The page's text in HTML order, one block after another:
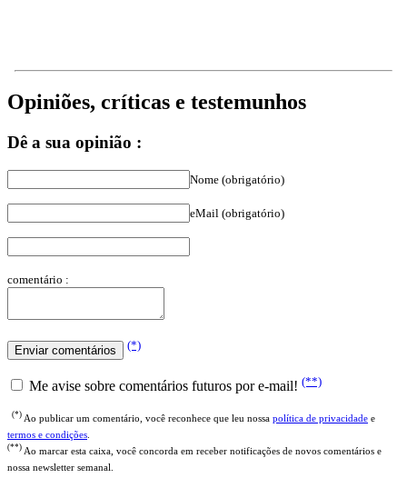
termos e condições.
(**) Ao marcar esta caixa, você concorda em receber notificações de novos comentários e
nossa newsletter semanal.